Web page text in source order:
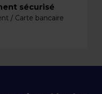
sécurisé
/ Carte bancaire